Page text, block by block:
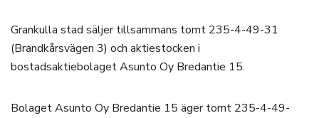
Grankulla stad säljer tillsammans tomt 235-4-49-31
(Brandkårsvägen 3) och aktiestocken i
bostadsaktiebolaget Asunto Oy Bredantie 15.
Bolaget Asunto Oy Bredantie 15 äger tomt 235-4-49-